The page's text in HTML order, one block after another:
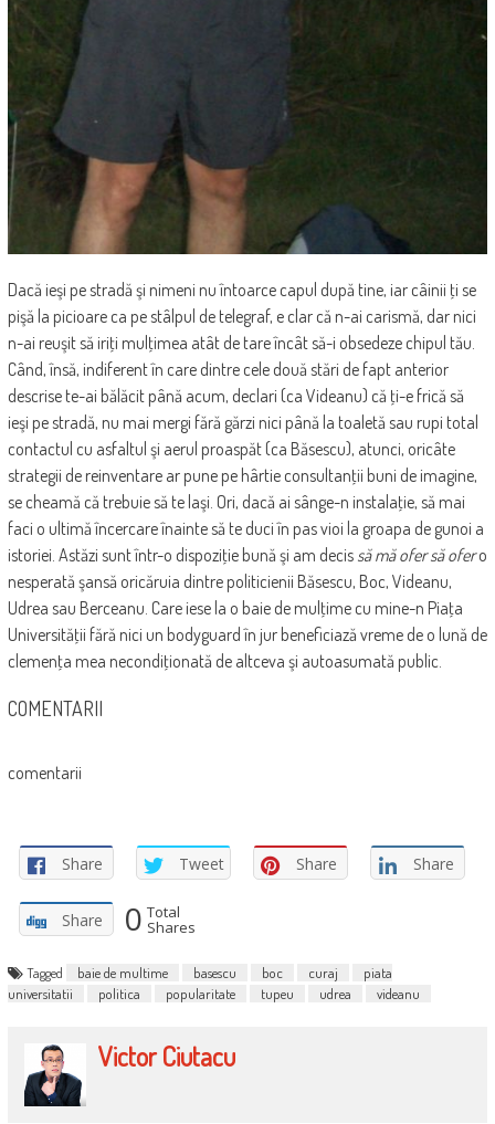
Dacă ieşi pe stradă şi nimeni nu întoarce capul după tine, iar câinii ţi se
pişă la picioare ca pe stâlpul de telegraf, e clar că n-ai carismă, dar nici
n-ai reuşit să iriţi mulţimea atât de tare încât să-i obsedeze chipul tău.
Când, însă, indiferent în care dintre cele două stări de fapt anterior
descrise te-ai bălăcit până acum, declari (ca Videanu) că ţi-e frică să
ieşi pe stradă, nu mai mergi fără gărzi nici până la toaletă sau rupi total
contactul cu asfaltul şi aerul proaspăt (ca Băsescu), atunci, oricâte
strategii de reinventare ar pune pe hârtie consultanţii buni de imagine,
se cheamă că trebuie să te laşi. Ori, dacă ai sânge-n instalaţie, să mai
faci o ultimă încercare înainte să te duci în pas vioi la groapa de gunoi a
istoriei. Astăzi sunt într-o dispoziţie bună şi am decis să mă ofer să ofero
nesperată şansă oricăruia dintre politicienii Băsescu, Boc, Videanu,
Udrea sau Berceanu. Care iese la o baie de mulţime cu mine-n Piaţa
Universităţii fără nici un bodyguard în jur beneficiază vreme de o lună de
clemenţa mea necondiţionată de altceva şi autoasumată public.
COMENTARII
comentarii
Share Tweet Share Share
Share 0 Total
Shares
Tagged baie de multime basescu boc curaj
piata
universitatii
politica popularitate tupeu udrea videanu
Victor Ciutacu